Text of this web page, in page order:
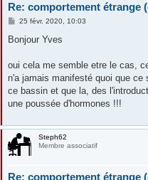
Re: comportement étrange
M
s
g
25 févr. 2020, 10:03
Bonjour Yves
oui cela me semble etre le cas,
n'a jamais manifesté quoi que
ce bassin et que la, des
une poussée d'hormones !!!
Steph62
Membre associatif
Re: comportement étrange